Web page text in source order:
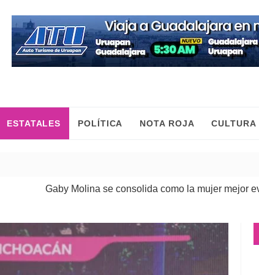
ESTATALES POLÍTICA NOTA ROJA CULTURA
Gaby Molina se consolida como la mujer mejor evaluada de